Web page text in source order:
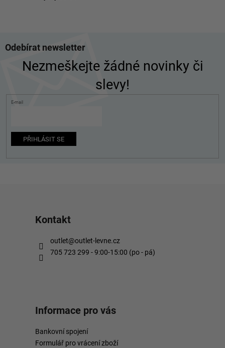
áOdebírat newsletter
Nezmeškejte žádné novinky či
slevy!
E-mail
PŘIHLÁSIT SE
Kontakt
outlet@outlet-levne.cz
705 723 299 - 9:00-15:00 (po - pá)
Informace pro vás
Bankovní spojení
Formulář pro vrácení zboží